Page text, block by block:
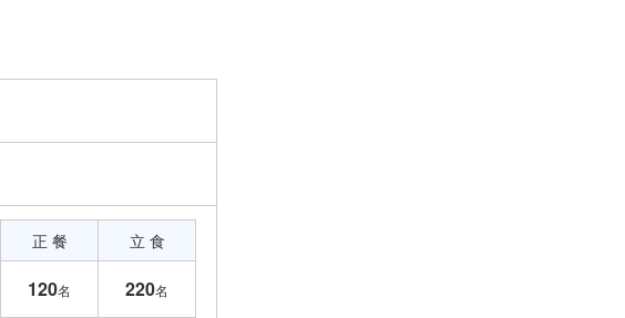
正 餐
120名
立 食
220名